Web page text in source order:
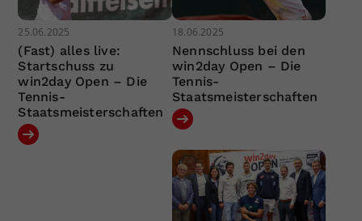
25.06.2025
(Fast) alles live:
Startschuss zu
win2day Open – Die
Tennis-
Staatsmeisterschaften
18.06.2025
Nennschluss bei den
win2day Open – Die
Tennis-
Staatsmeisterschaften